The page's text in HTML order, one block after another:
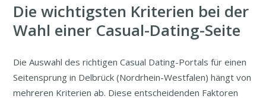
Die wichtigsten Kriterien bei der
Wahl einer Casual-Dating-Seite
Die Auswahl des richtigen Casual Dating-Portals für einen
Seitensprung in Delbrück (Nordrhein-Westfalen) hängt von
mehreren Kriterien ab. Diese entscheidenden Faktoren